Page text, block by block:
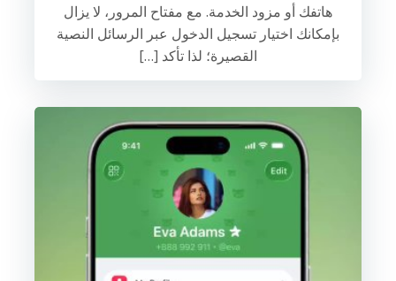
هاتفك أو مزود الخدمة. مع مفتاح المرور، لا يزال
بإمكانك اختيار تسجيل الدخول عبر الرسائل النصية
القصيرة؛ لذا تأكد […]